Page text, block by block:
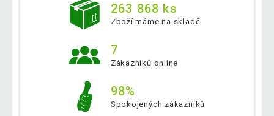
263 868 ks
Zboží máme na skladě
7
Zákazníků online
98%
Spokojených zákazníků